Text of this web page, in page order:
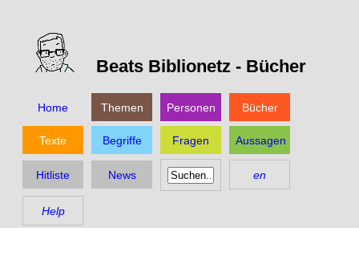
Beats Biblionetz - Bücher
Home Themen Personen Bücher
Texte Begriffe Fragen Aussagen
Hitliste News en
Help